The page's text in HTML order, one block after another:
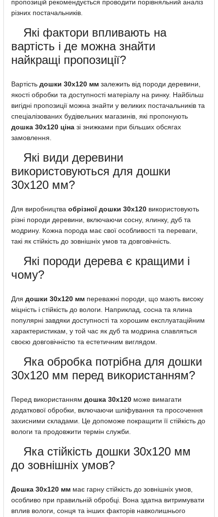
пропозицій рекомендується проводити порівняльний аналіз
різних постачальників.
Які фактори впливають на
вартість і де можна знайти
найкращі пропозиції?
Вартість дошки 30х120 мм залежить від породи деревини,
якості обробки та доступності матеріалу на ринку. Найбільш
вигідні пропозиції можна знайти у великих постачальників та
спеціалізованих будівельних магазинів, які пропонують
дошка 30х120 ціна зі знижками при більших обсягах
замовлення.
Які види деревини
використовуються для дошки
30х120 мм?
Для виробництва обрізної дошки 30х120 використовують
різні породи деревини, включаючи сосну, ялинку, дуб та
модрину. Кожна порода має свої особливості та переваги,
такі як стійкість до зовнішніх умов та довговічність.
Які породи дерева є кращими і
чому?
Для дошки 30х120 мм переважні породи, що мають високу
міцність і стійкість до вологи. Наприклад, сосна та ялина
популярні завдяки доступності та хорошим експлуатаційним
характеристикам, у той час як дуб та модрина славляться
своєю довговічністю та естетичним виглядом.
Яка обробка потрібна для дошки
30х120 мм перед використанням?
Перед використанням дошка 30х120 може вимагати
додаткової обробки, включаючи шліфування та просочення
захисними складами. Це допоможе покращити її стійкість до
вологи та продовжити термін служби.
Яка стійкість дошки 30х120 мм
до зовнішніх умов?
Дошка 30х120 мм має гарну стійкість до зовнішніх умов,
особливо при правильній обробці. Вона здатна витримувати
вплив вологи, сонця та інших факторів навколишнього